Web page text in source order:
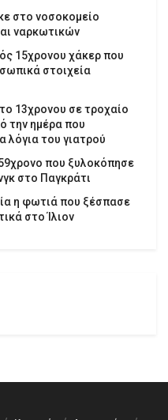
στο νοσοκομείο
ναρκωτικών
15χρονου χάκερ που
στοιχεία
13χρονου σε τροχαίο
την ημέρα που
λόγια του γιατρού
που ξυλοκόπησε
στο Παγκράτι
η φωτιά που ξέσπασε
στο Ίλιον